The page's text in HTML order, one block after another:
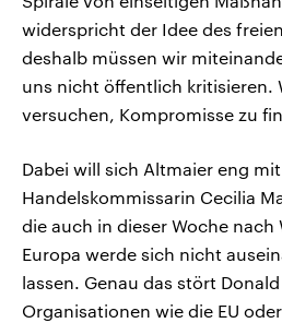
widerspricht der Idee des
deshalb müssen wir
uns nicht öffentlich kritisieren.
versuchen, Kompromisse zu
Dabei will sich Altmaier eng mit
Handelskommissarin Cecilia
die auch in dieser Woche
Europa werde sich nicht
lassen. Genau das stört
Organisationen wie die EU